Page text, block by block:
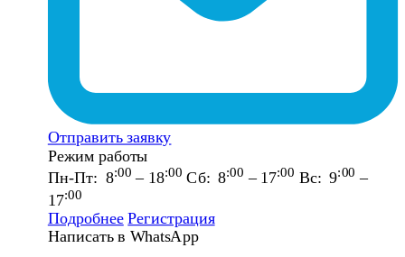
Отправить заявку
Режим работы
Пн-Пт: 8:00 – 18:00 Сб: 8:00 – 17:00 Вс: 9:00 –
17:00
Подробнее Регистрация
Написать в WhatsApp